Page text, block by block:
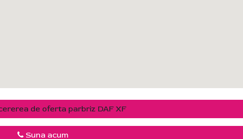
de oferta parbriz DAF XF
Suna acum